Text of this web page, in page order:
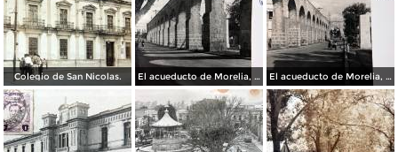
Colegio de San Nicolas. El acueducto de Morelia, Michoacán El acueducto de Morelia, Michoacán